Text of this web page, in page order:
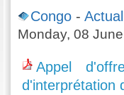
Congo -
Monday, 08
Appel
d'interprétation